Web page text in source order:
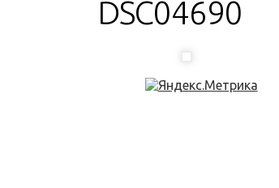
DSC04690